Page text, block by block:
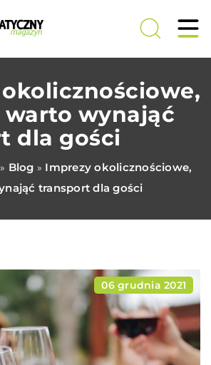
wynająć
dla gości
Blog » Imprezy okolicznościowe,
transport dla gości
06 grudnia 2021